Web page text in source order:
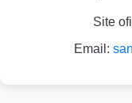
Site
Email: